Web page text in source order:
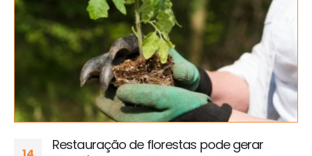
Restauração de florestas pode gerar